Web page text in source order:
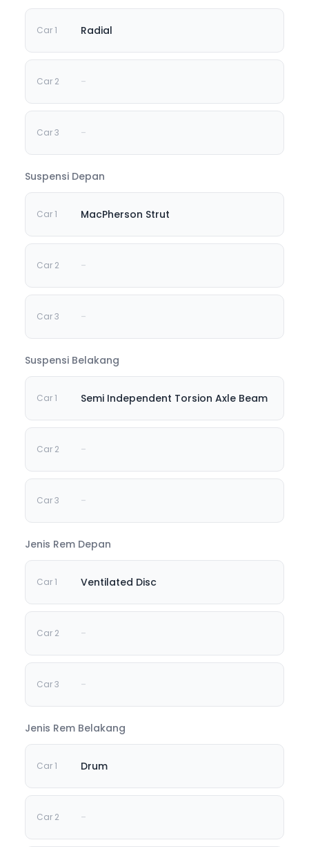
Radial
-
-
Suspensi Depan
MacPherson Strut
-
-
Suspensi Belakang
Semi Independent Torsion Axle Beam
-
-
Jenis Rem Depan
Ventilated Disc
-
-
Jenis Rem Belakang
Drum
-